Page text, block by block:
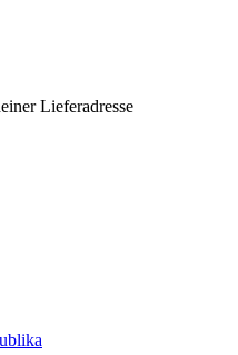
Lieferadresse